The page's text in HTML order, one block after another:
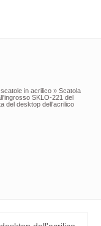
in acrilico » Scatola
SKLO-221 del
del desktop dell'acrilico